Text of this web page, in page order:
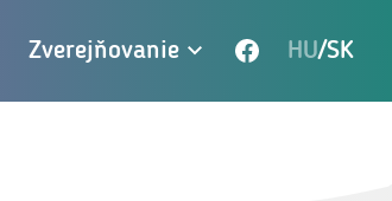
Zverejňovanie Prepnúť rozbaľovací
HU SK